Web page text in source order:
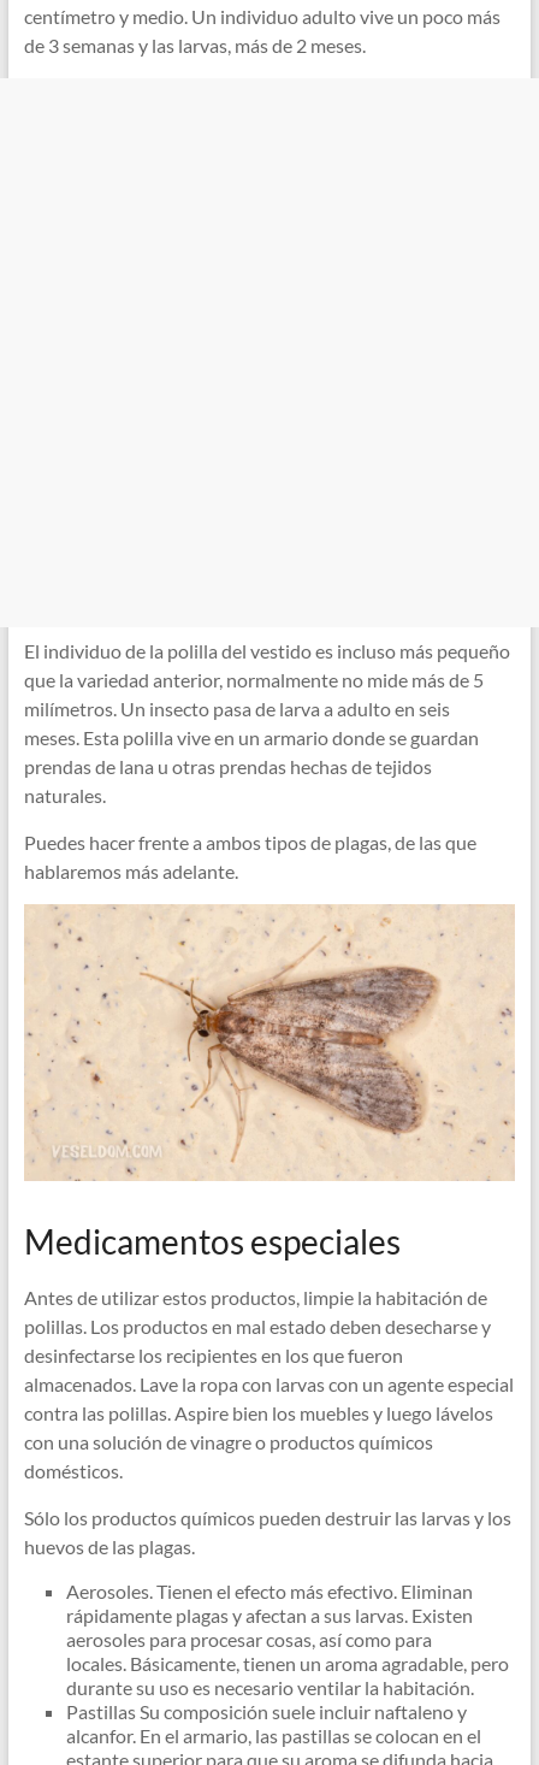
centímetro y medio. Un individuo adulto vive un poco más
de 3 semanas y las larvas, más de 2 meses.
El individuo de la polilla del vestido es incluso más pequeño
que la variedad anterior, normalmente no mide más de 5
milímetros. Un insecto pasa de larva a adulto en seis
meses. Esta polilla vive en un armario donde se guardan
prendas de lana u otras prendas hechas de tejidos
naturales.
Puedes hacer frente a ambos tipos de plagas, de las que
hablaremos más adelante.
Medicamentos especiales
Antes de utilizar estos productos, limpie la habitación de
polillas. Los productos en mal estado deben desecharse y
desinfectarse los recipientes en los que fueron
almacenados. Lave la ropa con larvas con un agente especial
contra las polillas. Aspire bien los muebles y luego lávelos
con una solución de vinagre o productos químicos
domésticos.
Sólo los productos químicos pueden destruir las larvas y los
huevos de las plagas.
Aerosoles. Tienen el efecto más efectivo. Eliminan
rápidamente plagas y afectan a sus larvas. Existen
aerosoles para procesar cosas, así como para
locales. Básicamente, tienen un aroma agradable, pero
durante su uso es necesario ventilar la habitación.
Pastillas Su composición suele incluir naftaleno y
alcanfor. En el armario, las pastillas se colocan en el
estante superior para que su aroma se difunda hacia